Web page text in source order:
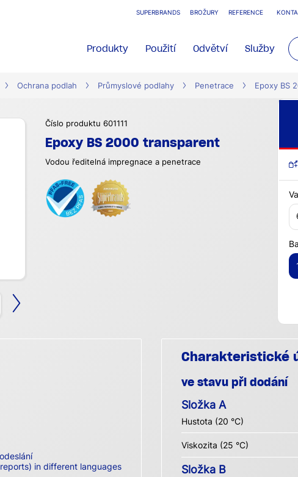
SUPERBRANDS BROŽURY REFERENCE
Produkty Použití Odvětví Služby
Ochrana podlah Průmyslové podlahy Penetrace Epoxy BS
Číslo produktu 601111
Epoxy BS 2000 transparent
Vodou ředitelná impregnace a penetrace
in different languages
Charakteristické
ve stavu při dodání
Složka A
Hustota (20 °C)
Viskozita (25 °C)
Složka B